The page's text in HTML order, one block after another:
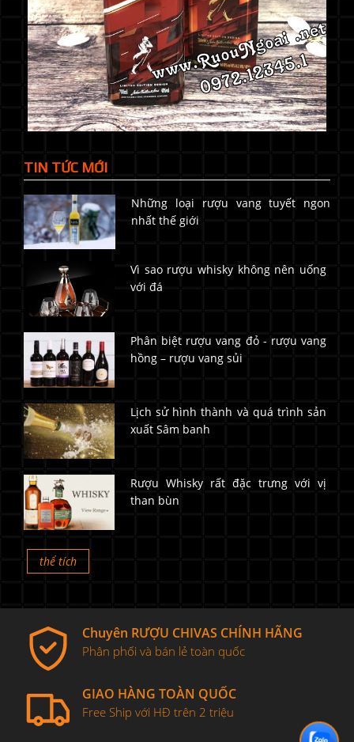
TIN TỨC MỚI
Những loại rượu vang tuyết ngon
nhất thế giới
Vì sao rượu whisky không nên uống
với đá
Phân biệt rượu vang đỏ - rượu vang
hồng – rượu vang sủi
Lịch sử hình thành và quá trình sản
xuất Sâm banh
Rượu Whisky rất đặc trưng với vị
than bùn
thể tích
Chuyên RƯỢU CHIVAS CHÍNH HÃNG
Phân phối và bán lẻ toàn quốc
GIAO HÀNG TOÀN QUỐC
Free Ship với HĐ trên 2 triệu